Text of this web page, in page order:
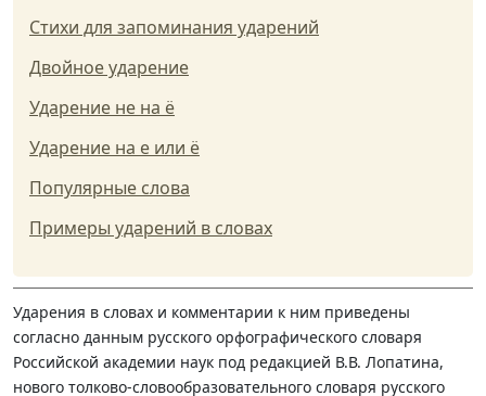
Стихи для запоминания ударений
Двойное ударение
Ударение не на ё
Ударение на е или ё
Популярные слова
Примеры ударений в словах
Ударения в словах и комментарии к ним приведены
согласно данным русского орфографического словаря
Российской академии наук под редакцией В.В. Лопатина,
нового толково-словообразовательного словаря русского